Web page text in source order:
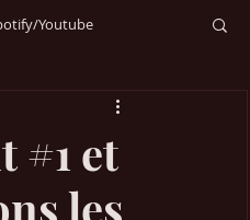
Youtube
Concours Eurovision
#1 et
les